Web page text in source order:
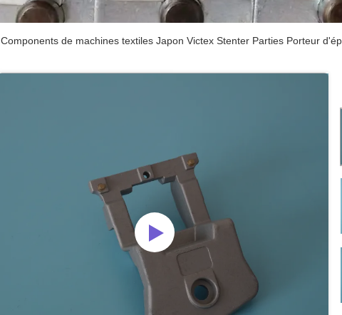
Components de machines textiles Japon Victex Stenter Parties Porteur